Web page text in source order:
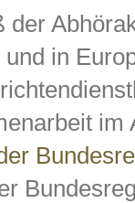
der
in
im